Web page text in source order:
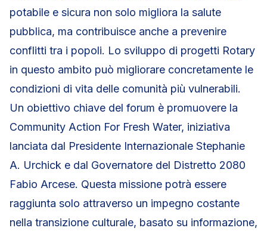
potabile e sicura non solo migliora la salute
pubblica, ma contribuisce anche a prevenire
conflitti tra i popoli. Lo sviluppo di progetti Rotary
in questo ambito può migliorare concretamente le
condizioni di vita delle comunità più vulnerabili.
Un obiettivo chiave del forum è promuovere la
Community Action For Fresh Water, iniziativa
lanciata dal Presidente Internazionale Stephanie
A. Urchick e dal Governatore del Distretto 2080
Fabio Arcese. Questa missione potrà essere
raggiunta solo attraverso un impegno costante
nella transizione culturale, basato su informazione,